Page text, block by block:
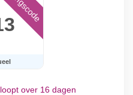
over 16 dagen